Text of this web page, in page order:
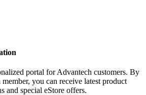
portal for Advantech customers. By
you can receive latest product
and special eStore offers.